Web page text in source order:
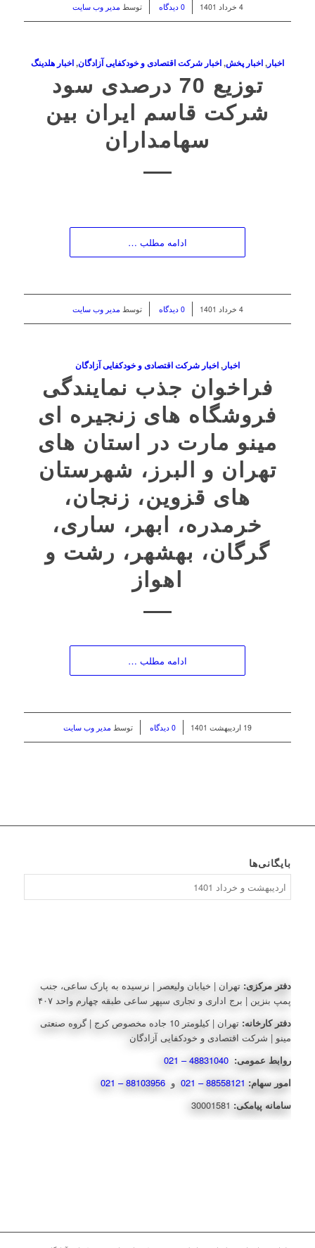
4 خرداد 1401 / 0 دیدگاه توسط مدیر وب سایت
اخبار,اخبار پخش,اخبار شرکت اقتصادی و خودکفایی آزادگان,اخبار هلدینگ
توزیع 70 درصدی سود
شرکت قاسم ایران بین
سهامداران
ادامه مطلب …
4 خرداد 1401 / 0 دیدگاه توسط مدیر وب سایت
اخبار,اخبار شرکت اقتصادی و خودکفایی آزادگان
فراخوان جذب نمایندگی
فروشگاه های زنجیره ای
مینو مارت در استان های
تهران و البرز، شهرستان
های قزوین، زنجان،
خرمدره، ابهر، ساری،
گرگان، بهشهر، رشت و
اهواز
ادامه مطلب …
19 اردیبهشت 1401 / 0 دیدگاه توسط مدیر وب سایت
بایگانی‌ها
دفتر مرکزی: تهران | خیابان ولیعصر | نرسیده به پارک ساعی، جنب
پمپ بنزین | برج اداری و تجاری سپهر ساعی طبقه چهارم واحد ۴۰۷
دفتر کارخانه:
تهران | کیلومتر 10 جاده مخصوص کرج | گروه صنعتی
مینو | شرکت اقتصادی و خودکفایی آزادگان
روابط عمومی:
امور سهام: 88558121 – 021 و
سامانه پیامکی: